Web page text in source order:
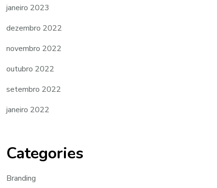
janeiro 2023
dezembro 2022
novembro 2022
outubro 2022
setembro 2022
janeiro 2022
Categories
Branding